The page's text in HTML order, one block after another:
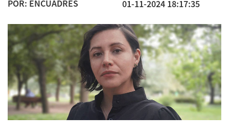
POR: ENCUADRES 01-11-2024 18:17:35